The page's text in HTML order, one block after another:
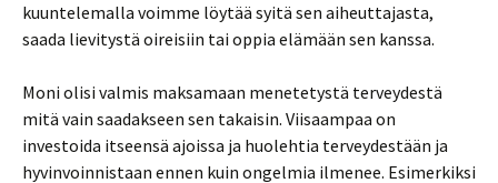
kuuntelemalla voimme löytää syitä sen aiheuttajasta,
saada lievitystä oireisiin tai oppia elämään sen kanssa.
Moni olisi valmis maksamaan menetetystä terveydestä
mitä vain saadakseen sen takaisin. Viisaampaa on
investoida itseensä ajoissa ja huolehtia terveydestään ja
hyvinvoinnistaan ennen kuin ongelmia ilmenee. Esimerkiksi